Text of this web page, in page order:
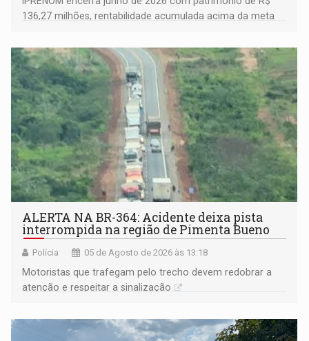
136,27 milhões, rentabilidade acumulada acima da meta
ALERTA NA BR-364: Acidente deixa pista
interrompida na região de Pimenta Bueno
Polícia 05 de Agosto de 2026 às 13:18
​Motoristas que trafegam pelo trecho devem redobrar a
atenção e respeitar a sinalização